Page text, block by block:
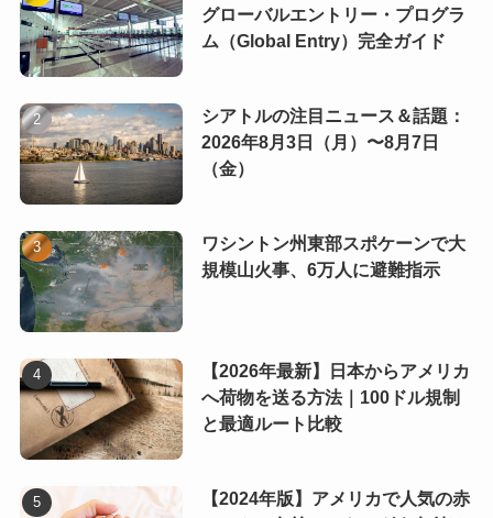
グローバルエントリー・プログラ
ム（Global Entry）完全ガイド
シアトルの注目ニュース＆話題：
2026年8月3日（月）〜8月7日
（金）
ワシントン州東部スポケーンで大
規模山火事、6万人に避難指示
【2026年最新】日本からアメリカ
へ荷物を送る方法｜100ドル規制
と最適ルート比較
【2024年版】アメリカで人気の赤